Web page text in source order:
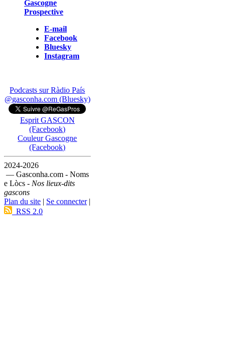
Gascogne
Prospective
E-mail
Facebook
Bluesky
Instagram
Podcasts sur Ràdio País
@gasconha.com (Bluesky)
Esprit GASCON
(Facebook)
Couleur Gascogne
(Facebook)
2024-2026
— Gasconha.com - Noms
e Lòcs - Nos lieux-dits
gascons
Plan du site | Se connecter|
RSS 2.0